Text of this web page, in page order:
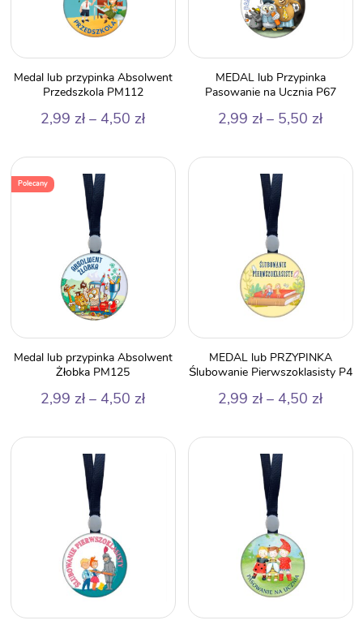
Medal lub przypinka Absolwent
Przedszkola PM112
2,99 zł – 4,50 złZakres
od
2,99 zł
MEDAL lub Przypinka
Pasowanie na Ucznia P67
2,99 zł – 5,50 zł
od
2,99
Polecany
Medal lub przypinka Absolwent
Żłobka PM125
2,99 zł – 4,50 złZakres
od
2,99 zł
MEDAL lub PRZYPINKA
Ślubowanie Pierwszoklasisty P4
2,99 zł – 4,50 zł
od
2,99